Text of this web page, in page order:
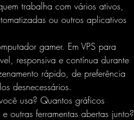
trabalha com vários ativos,
ou outros aplicativos
gamer. Em VPS para
responsiva e contínua durante
rápido, de preferência
desnecessários.
usa? Quantos gráficos
outras ferramentas abertas junto?